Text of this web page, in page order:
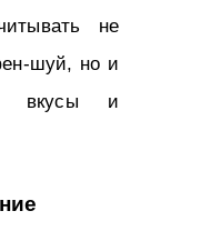
не
шуй, но и
вкусы и